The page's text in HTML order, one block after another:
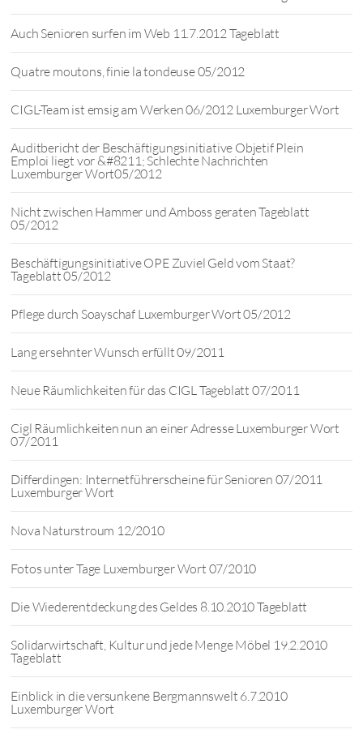
Auch Senioren surfen im Web 11.7.2012 Tageblatt
Quatre moutons, finie la tondeuse 05/2012
CIGL-Team ist emsig am Werken 06/2012 Luxemburger Wort
Auditbericht der Beschäftigungsinitiative Objetif Plein
Emploi liegt vor &#8211; Schlechte Nachrichten
Luxemburger Wort05/2012
Nicht zwischen Hammer und Amboss geraten Tageblatt
05/2012
Beschäftigungsinitiative OPE Zuviel Geld vom Staat?
Tageblatt 05/2012
Pflege durch Soayschaf Luxemburger Wort 05/2012
Lang ersehnter Wunsch erfüllt 09/2011
Neue Räumlichkeiten für das CIGL Tageblatt 07/2011
Cigl Räumlichkeiten nun an einer Adresse Luxemburger Wort
07/2011
Differdingen: Internetführerscheine für Senioren 07/2011
Luxemburger Wort
Nova Naturstroum 12/2010
Fotos unter Tage Luxemburger Wort 07/2010
Die Wiederentdeckung des Geldes 8.10.2010 Tageblatt
Solidarwirtschaft, Kultur und jede Menge Möbel 19.2.2010
Tageblatt
Einblick in die versunkene Bergmannswelt 6.7.2010
Luxemburger Wort